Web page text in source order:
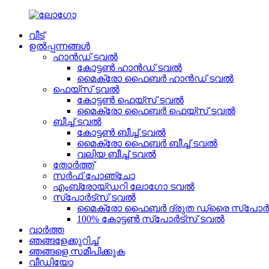
വീട്
ഉൽപ്പന്നങ്ങൾ
ഹാൻഡ് ടവൽ
കോട്ടൺ ഹാൻഡ് ടവൽ
മൈക്രോ ഫൈബർ ഹാൻഡ് ടവൽ
ഫെയ്സ് ടവൽ
കോട്ടൺ ഫെയ്സ് ടവൽ
മൈക്രോ ഫൈബർ ഫെയ്സ് ടവൽ
ബീച്ച് ടവൽ
കോട്ടൺ ബീച്ച് ടവൽ
മൈക്രോ ഫൈബർ ബീച്ച് ടവൽ
വലിയ ബീച്ച് ടവൽ
തോർത്ത്
സർഫ് പോഞ്ചോ
എംബ്രോയ്ഡറി ലോഗോ ടവൽ
സ്പോർട്സ് ടവൽ
മൈക്രോ ഫൈബർ ദ്രുത ഡ്രൈ
100% കോട്ടൺ സ്പോർട്സ് ടവൽ
വാർത്ത
ഞങ്ങളേക്കുറിച്ച്
ഞങ്ങളെ സമീപിക്കുക
വീഡിയോ